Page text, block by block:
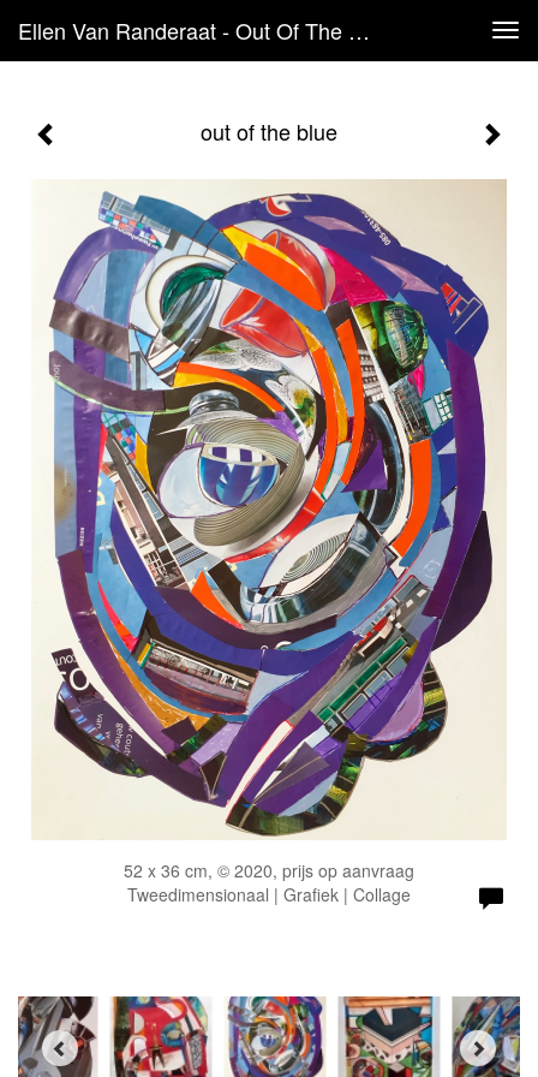
Ellen Van Randeraat - Out Of The Blue
out of the blue
52 x 36 cm, © 2020, prijs op aanvraag
Tweedimensionaal | Grafiek | Collage